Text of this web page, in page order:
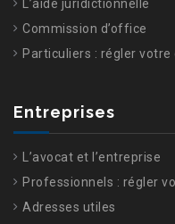
L’aide juridictionnelle
Commission d’office
Particuliers : régler
Entreprises
L’avocat et l’entreprise
Professionnels : régler
Adresses utiles